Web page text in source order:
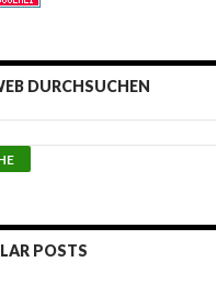
DURCHSUCHEN
POSTS